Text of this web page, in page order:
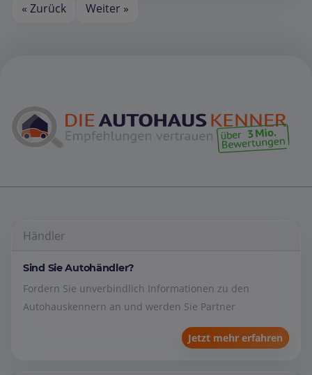
« Zurück Weiter »
Händler
Sind Sie Autohändler?
Fordern Sie unverbindlich Informationen zu den
Autohauskennern an und werden Sie Partner
Jetzt mehr erfahren